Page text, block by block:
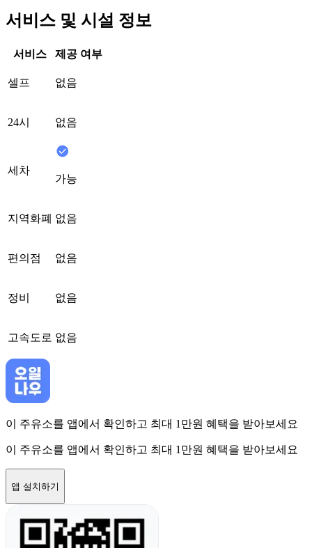
서비스 및 시설 정보
서비스 제공 여부
셀프 없음
24시 없음
세차
가능
지역화폐 없음
편의점 없음
정비 없음
고속도로 없음
이 주유소를 앱에서 확인하고 최대 1만원 혜택을 받아보세요
이 주유소를 앱에서 확인하고 최대 1만원 혜택을 받아보세요
앱 설치하기